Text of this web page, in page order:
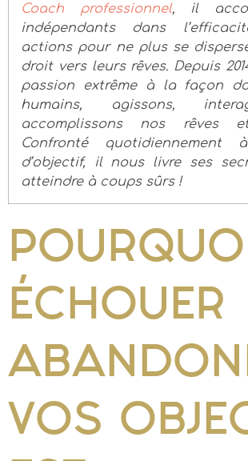
Coach professionnel, il
indépendants dans
actions pour ne plus se
droit vers leurs rêves. Depuis
passion extrême à la façon
humains, agissons,
accomplissons nos rêves
Confronté
d’objectif, il nous livre ses
atteindre à coups sûrs !
VOS